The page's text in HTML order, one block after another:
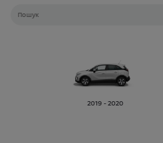
2019 - 2020